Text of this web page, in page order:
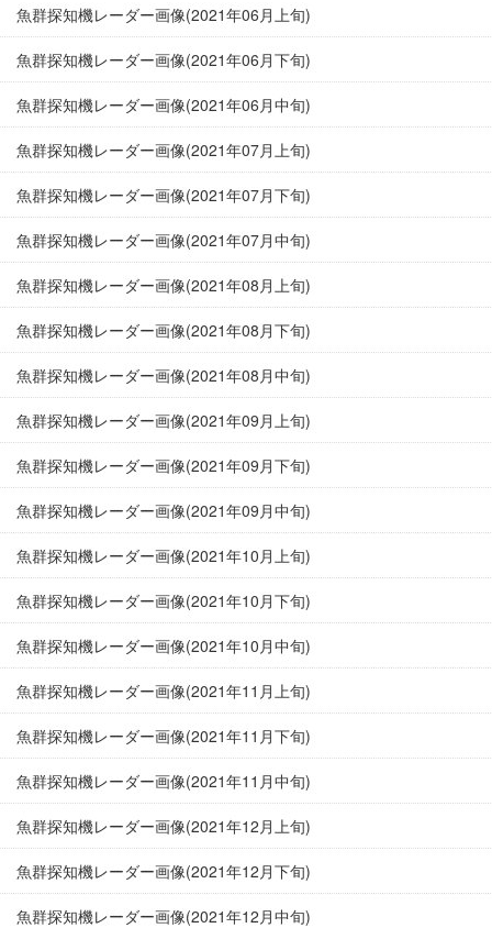
魚群探知機レーダー画像(2021年06月上旬)
魚群探知機レーダー画像(2021年06月下旬)
魚群探知機レーダー画像(2021年06月中旬)
魚群探知機レーダー画像(2021年07月上旬)
魚群探知機レーダー画像(2021年07月下旬)
魚群探知機レーダー画像(2021年07月中旬)
魚群探知機レーダー画像(2021年08月上旬)
魚群探知機レーダー画像(2021年08月下旬)
魚群探知機レーダー画像(2021年08月中旬)
魚群探知機レーダー画像(2021年09月上旬)
魚群探知機レーダー画像(2021年09月下旬)
魚群探知機レーダー画像(2021年09月中旬)
魚群探知機レーダー画像(2021年10月上旬)
魚群探知機レーダー画像(2021年10月下旬)
魚群探知機レーダー画像(2021年10月中旬)
魚群探知機レーダー画像(2021年11月上旬)
魚群探知機レーダー画像(2021年11月下旬)
魚群探知機レーダー画像(2021年11月中旬)
魚群探知機レーダー画像(2021年12月上旬)
魚群探知機レーダー画像(2021年12月下旬)
魚群探知機レーダー画像(2021年12月中旬)